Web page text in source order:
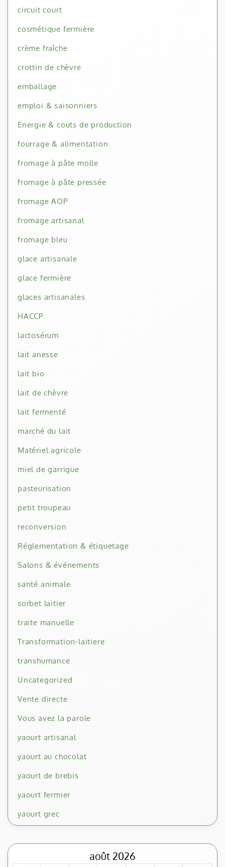
circuit court
cosmétique fermière
crème fraîche
crottin de chèvre
emballage
emploi & saisonniers
Energie & couts de production
fourrage & alimentation
fromage à pâte molle
fromage à pâte pressée
fromage AOP
fromage artisanal
fromage bleu
glace artisanale
glace fermière
glaces artisanales
HACCP
lactosérum
lait anesse
lait bio
lait de chèvre
lait fermenté
marché du lait
Matériel agricole
miel de garrigue
pasteurisation
petit troupeau
reconversion
Réglementation & étiquetage
Salons & événements
santé animale
sorbet laitier
traite manuelle
Transformation-laitiere
transhumance
Uncategorized
Vente directe
Vous avez la parole
yaourt artisanal
yaourt au chocolat
yaourt de brebis
yaourt fermier
yaourt grec
août 2026